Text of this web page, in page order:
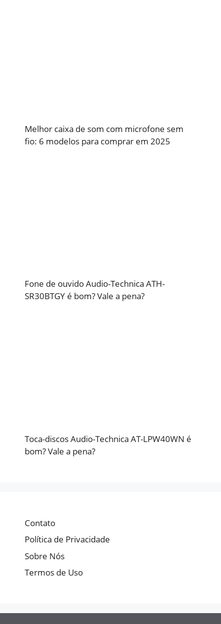
Melhor caixa de som com microfone sem
fio: 6 modelos para comprar em 2025
Fone de ouvido Audio-Technica ATH-
SR30BTGY é bom? Vale a pena?
Toca-discos Audio-Technica AT-LPW40WN é
bom? Vale a pena?
Contato
Política de Privacidade
Sobre Nós
Termos de Uso